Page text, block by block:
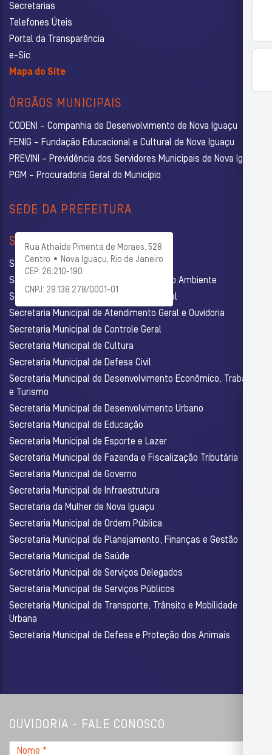
Secretarias
Telefones Úteis
Portal da Transparência
e-Sic
Mapa do Site
ÓRGÃOS MUNICIPAIS
CODENI – Companhia de Desenvolvimento de Nova Iguaçu
FENIG – Fundação Educacional e Cultural de Nova Iguaçu
PREVINI – Previdência dos Servidores Municipais de Nova Iguaçu
PGM – Procuradoria Geral do Município
SEDE DA PREFEITURA
Rua Athaide Pimenta de Moraes, 528
Centro • Nova Iguaçu, Rio de Janeiro
CEP: 26.210-190
CNPJ: 29.138.278/0001-01
SECRETARIAS
Secretaria Municipal de Administração
Secretaria Municipal de Agricultura e Meio Ambiente
Secretaria Municipal de Assistência Social
Secretaria Municipal de Atendimento Geral e Ouvidoria
Secretaria Municipal de Controle Geral
Secretaria Municipal de Cultura
Secretaria Municipal de Defesa Civil
Secretaria Municipal de Desenvolvimento Econômico, Trabalho
e Turismo
Secretaria Municipal de Desenvolvimento Urbano
Secretaria Municipal de Educação
Secretaria Municipal de Esporte e Lazer
Secretaria Municipal de Fazenda e Fiscalização Tributária
Secretaria Municipal de Governo
Secretaria Municipal de Infraestrutura
Secretaria da Mulher de Nova Iguaçu
Secretaria Municipal de Ordem Pública
Secretaria Municipal de Planejamento, Finanças e Gestão
Secretaria Municipal de Saúde
Secretário Municipal de Serviços Delegados
Secretaria Municipal de Serviços Públicos
Secretaria Municipal de Transporte, Trânsito e Mobilidade
Urbana
Secretaria Municipal de Defesa e Proteção dos Animais
OUVIDORIA - FALE CONOSCO
Nome